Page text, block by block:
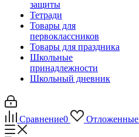
защиты
Тетради
Товары для
первоклассников
Товары для праздника
Школьные
принадлежности
Школьный дневник
Сравнение0 Отложенные